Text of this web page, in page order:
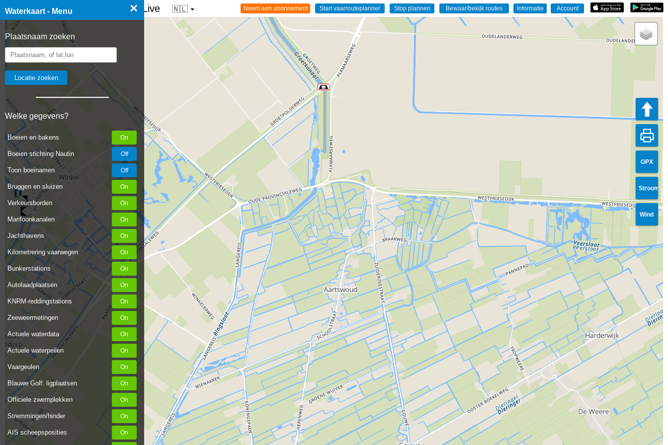
Waterkaart - Menu ×
Plaatsnaam zoeken
Welke gegevens?
Boeien en bakens
Boeien stichting Nautin
Toon boeinamen
Bruggen en sluizen
Verkeersborden
Marifoonkanalen
Jachthavens
Kilometrering vaarwegen
Bunkerstations
Autolaadplaatsen
KNRM-reddingstations
Zeeweermetingen
Actuele waterdata
Actuele waterpeilen
Vaargeulen
Blauwe Golf: ligplaatsen
Officiele zwemplekken
Stremmingen/hinder
AIS scheepsposities
☰ Waterkaart van Nederland - Live 🇳🇱
GPX
Stroom
Wind